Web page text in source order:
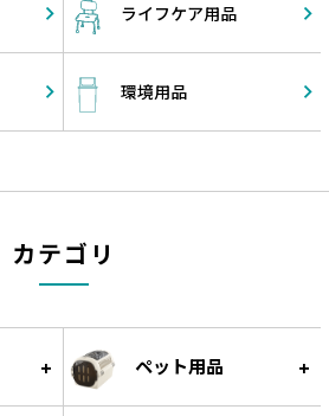
ライフケア用品
環境用品
カテゴリ
ペット用品